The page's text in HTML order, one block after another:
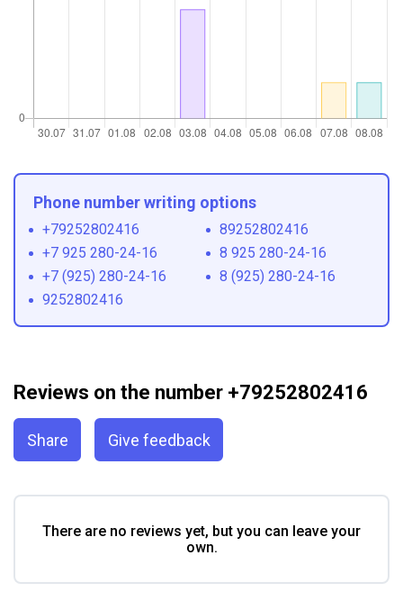
Phone number writing options
+79252802416
89252802416
+7 925 280-24-16
8 925 280-24-16
+7 (925) 280-24-16
8 (925) 280-24-16
9252802416
Reviews on the number +79252802416
Share Give feedback
There are no reviews yet, but you can leave your
own.